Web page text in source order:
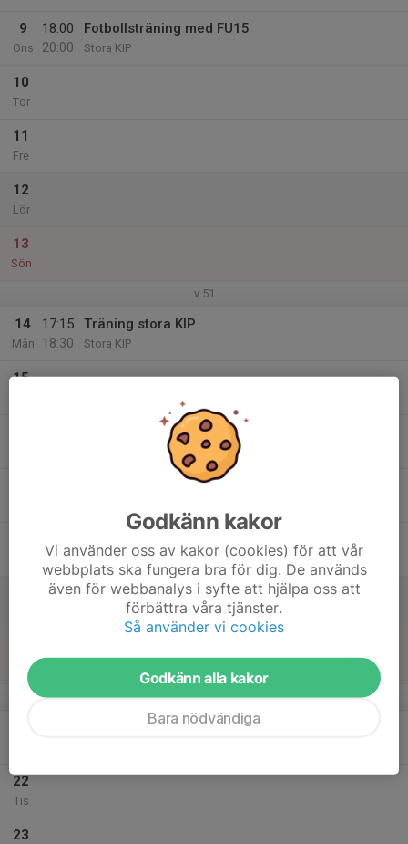
9
Ons
18:00
20:00
Fotbollsträning med FU15
Stora KIP
10
Tor
11
Fre
12
Lör
13
Sön
v.51
14
Mån
17:15
18:30
Träning stora KIP
Stora KIP
15
Fotbollsträning med FU15
Sön
v.52
22
Tis
23
Godkänn kakor
Vi använder oss av kakor (cookies) för att vår
webbplats ska fungera bra för dig. De används
även för webbanalys i syfte att hjälpa oss att
förbättra våra tjänster.
Så använder vi cookies
Godkänn alla kakor
Bara nödvändiga